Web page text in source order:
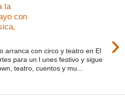
la
con
›
arranca con circo y teatro en El
para un l unes festivo y sigue
teatro, cuentos y mu...